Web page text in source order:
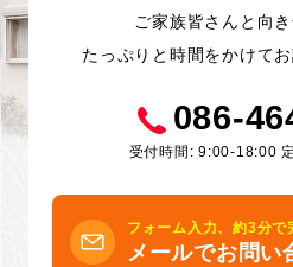
ご家族皆さんと向き
たっぷりと時間をかけて
086-
受付時間: 9:00-18:00
フォーム入力、約3分で
メールでお問い